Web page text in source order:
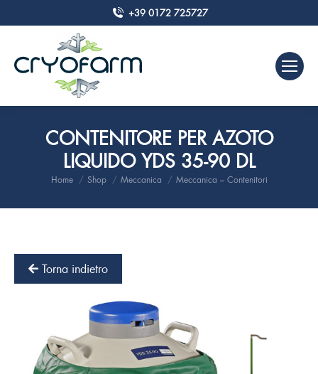
+39 0172 725727
CONTENITORE PER AZOTO
LIQUIDO YDS 35-90 DL
Tu sei qui:
Home Shop Meccanica Meccanica – Contenitori
Torna indietro